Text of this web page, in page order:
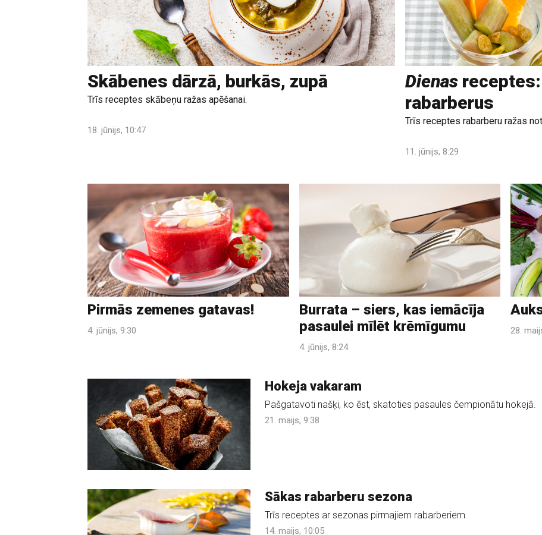
Skābenes dārzā, burkās, zupā
Trīs receptes skābeņu ražas apēšanai.
18. jūnijs, 10:47
Dienasreceptes:
rabarberus
Trīs receptes rabarberu ražas
11. jūnijs, 8:29
Pirmās zemenes gatavas!
4. jūnijs, 9:30
Burrata – siers, kas iemācīja
pasaulei mīlēt krēmīgumu
4. jūnijs, 8:24
28.
Hokeja vakaram
Pašgatavoti našķi, ko ēst, skatoties pasaules čempionātu hokejā.
21. maijs, 9:38
Sākas rabarberu sezona
Trīs receptes ar sezonas pirmajiem rabarberiem.
14. maijs, 10:05